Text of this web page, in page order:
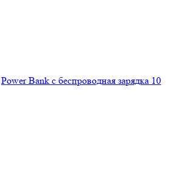
Power Bank c беспроводная зарядка 10